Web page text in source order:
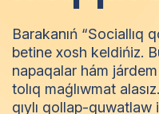
Barakanıń “Sociallıq
betine xosh keldińiz.
napaqalar hám járdem
tolıq maǵlıwmat
qıylı qollap-quwatlaw